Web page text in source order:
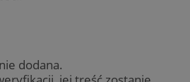
dodana.